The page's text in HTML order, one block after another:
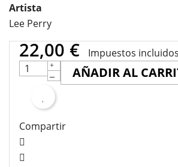
Artista
Lee Perry
22,00 € Impuestos incluidos
AÑADIR AL
Compartir